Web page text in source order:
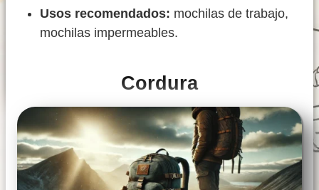
Usos recomendados: mochilas de trabajo,
mochilas impermeables.
Cordura